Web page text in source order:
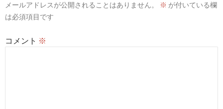
ョ
メールアドレスが公開されることはありません。 ※ が付いている欄
は必須項目です
コメント ※